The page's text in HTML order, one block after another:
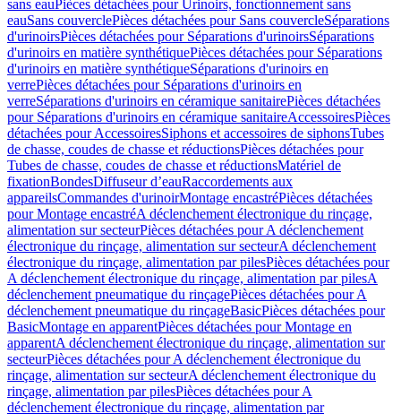
sans eauPièces détachées pour Urinoirs, fonctionnement sans
eauSans couverclePièces détachées pour Sans couvercleSéparations
d'urinoirsPièces détachées pour Séparations d'urinoirsSéparations
d'urinoirs en matière synthétiquePièces détachées pour Séparations
d'urinoirs en matière synthétiqueSéparations d'urinoirs en
verrePièces détachées pour Séparations d'urinoirs en
verreSéparations d'urinoirs en céramique sanitairePièces détachées
pour Séparations d'urinoirs en céramique sanitaireAccessoiresPièces
détachées pour AccessoiresSiphons et accessoires de siphonsTubes
de chasse, coudes de chasse et réductionsPièces détachées pour
Tubes de chasse, coudes de chasse et réductionsMatériel de
fixationBondesDiffuseur d’eauRaccordements aux
appareilsCommandes d'urinoirMontage encastréPièces détachées
pour Montage encastréA déclenchement électronique du rinçage,
alimentation sur secteurPièces détachées pour A déclenchement
électronique du rinçage, alimentation sur secteurA déclenchement
électronique du rinçage, alimentation par pilesPièces détachées pour
A déclenchement électronique du rinçage, alimentation par pilesA
déclenchement pneumatique du rinçagePièces détachées pour A
déclenchement pneumatique du rinçageBasicPièces détachées pour
BasicMontage en apparentPièces détachées pour Montage en
apparentA déclenchement électronique du rinçage, alimentation sur
secteurPièces détachées pour A déclenchement électronique du
rinçage, alimentation sur secteurA déclenchement électronique du
rinçage, alimentation par pilesPièces détachées pour A
déclenchement électronique du rinçage, alimentation par